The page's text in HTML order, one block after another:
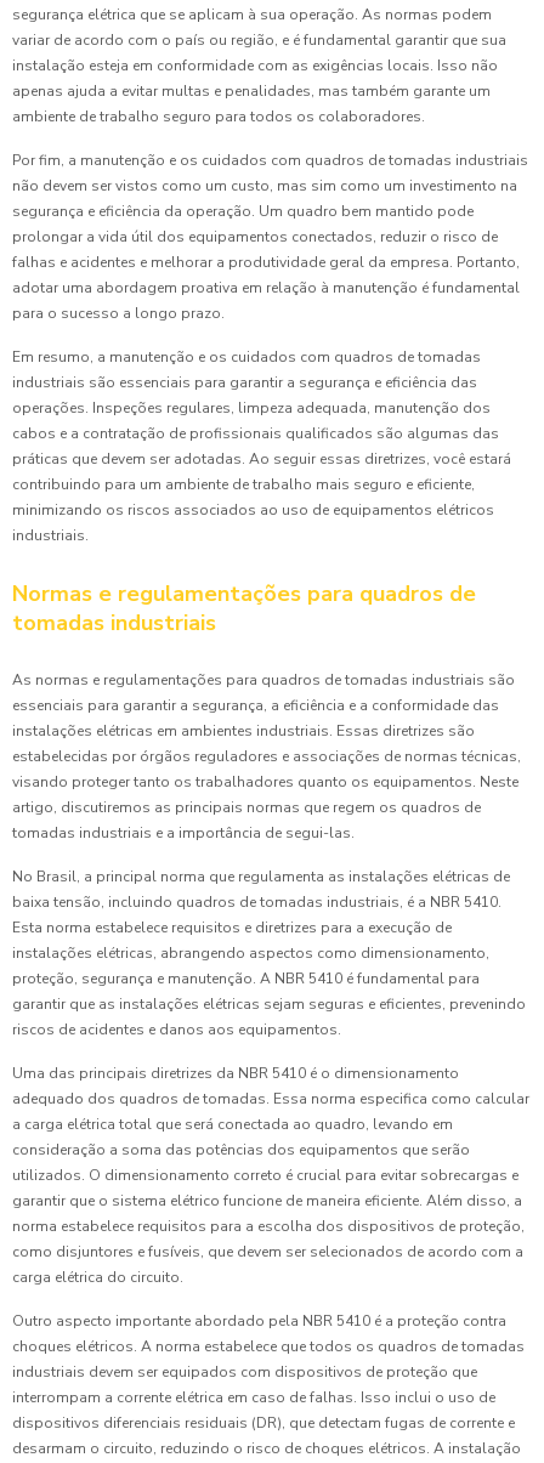
segurança elétrica que se aplicam à sua operação. As normas podem
variar de acordo com o país ou região, e é fundamental garantir que sua
instalação esteja em conformidade com as exigências locais. Isso não
apenas ajuda a evitar multas e penalidades, mas também garante um
ambiente de trabalho seguro para todos os colaboradores.
Por fim, a manutenção e os cuidados com quadros de tomadas industriais
não devem ser vistos como um custo, mas sim como um investimento na
segurança e eficiência da operação. Um quadro bem mantido pode
prolongar a vida útil dos equipamentos conectados, reduzir o risco de
falhas e acidentes e melhorar a produtividade geral da empresa. Portanto,
adotar uma abordagem proativa em relação à manutenção é fundamental
para o sucesso a longo prazo.
Em resumo, a manutenção e os cuidados com quadros de tomadas
industriais são essenciais para garantir a segurança e eficiência das
operações. Inspeções regulares, limpeza adequada, manutenção dos
cabos e a contratação de profissionais qualificados são algumas das
práticas que devem ser adotadas. Ao seguir essas diretrizes, você estará
contribuindo para um ambiente de trabalho mais seguro e eficiente,
minimizando os riscos associados ao uso de equipamentos elétricos
industriais.
Normas e regulamentações para quadros de
tomadas industriais
As normas e regulamentações para quadros de tomadas industriais são
essenciais para garantir a segurança, a eficiência e a conformidade das
instalações elétricas em ambientes industriais. Essas diretrizes são
estabelecidas por órgãos reguladores e associações de normas técnicas,
visando proteger tanto os trabalhadores quanto os equipamentos. Neste
artigo, discutiremos as principais normas que regem os quadros de
tomadas industriais e a importância de segui-las.
No Brasil, a principal norma que regulamenta as instalações elétricas de
baixa tensão, incluindo quadros de tomadas industriais, é a NBR 5410.
Esta norma estabelece requisitos e diretrizes para a execução de
instalações elétricas, abrangendo aspectos como dimensionamento,
proteção, segurança e manutenção. A NBR 5410 é fundamental para
garantir que as instalações elétricas sejam seguras e eficientes, prevenindo
riscos de acidentes e danos aos equipamentos.
Uma das principais diretrizes da NBR 5410 é o dimensionamento
adequado dos quadros de tomadas. Essa norma especifica como calcular
a carga elétrica total que será conectada ao quadro, levando em
consideração a soma das potências dos equipamentos que serão
utilizados. O dimensionamento correto é crucial para evitar sobrecargas e
garantir que o sistema elétrico funcione de maneira eficiente. Além disso, a
norma estabelece requisitos para a escolha dos dispositivos de proteção,
como disjuntores e fusíveis, que devem ser selecionados de acordo com a
carga elétrica do circuito.
Outro aspecto importante abordado pela NBR 5410 é a proteção contra
choques elétricos. A norma estabelece que todos os quadros de tomadas
industriais devem ser equipados com dispositivos de proteção que
interrompam a corrente elétrica em caso de falhas. Isso inclui o uso de
dispositivos diferenciais residuais (DR), que detectam fugas de corrente e
desarmam o circuito, reduzindo o risco de choques elétricos. A instalação